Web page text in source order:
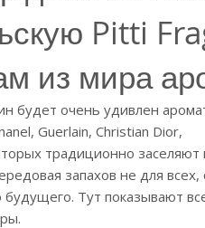
Pitti
из мира
будет очень удивлен
Guerlain, Christian Dior,
традиционно заселяют
запахов не для всех,
Тут показывают